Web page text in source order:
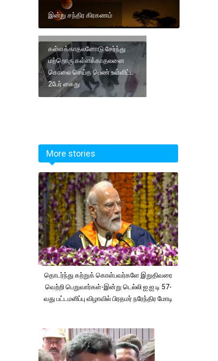
இன்று சந்திர கிரகணம்
கள்ளக்காதலனோடு சேர்ந்து
மற்றொரு கள்ளக்காதலனை
கொலை செய்த பெண் உள்ளிட்ட
2பேர் கைது
More stories
தொடர்ந்து கற்றுக் கொள்பவர்களே இறுதிவரை
வெற்றி பெறுவார்கள்-இன்று டெல்லி ஐ.ஐ.டி 57-
வது பட்டமளிப்பு விழாவில் பிரதமர் நரேந்திர மோடி